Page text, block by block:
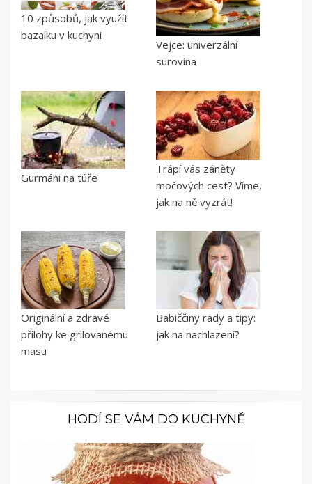
10 způsobů, jak využít
bazalku v kuchyni
Vejce: univerzální
surovina
Gurmáni na túře
Trápí vás záněty
močových cest? Víme,
jak na ně vyzrát!
Originální a zdravé
přílohy ke grilovanému
masu
Babiččiny rady a tipy:
jak na nachlazení?
HODÍ SE VÁM DO KUCHYNĚ